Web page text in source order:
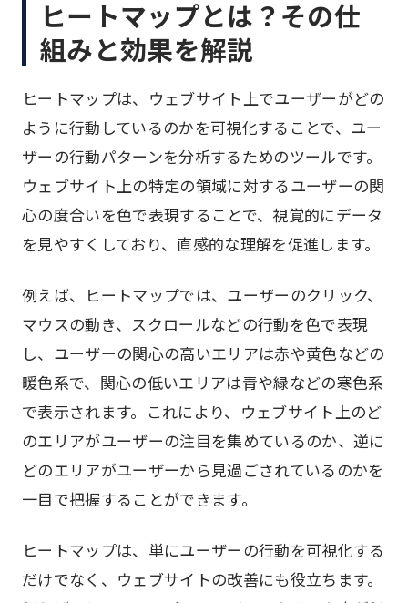
ヒートマップとは？その仕
組みと効果を解説
ヒートマップは、ウェブサイト上でユーザーがどの
ように行動しているのかを可視化することで、ユー
ザーの行動パターンを分析するためのツールです。
ウェブサイト上の特定の領域に対するユーザーの関
心の度合いを色で表現することで、視覚的にデータ
を見やすくしており、直感的な理解を促進します。
例えば、ヒートマップでは、ユーザーのクリック、
マウスの動き、スクロールなどの行動を色で表現
し、ユーザーの関心の高いエリアは赤や黄色などの
暖色系で、関心の低いエリアは青や緑などの寒色系
で表示されます。これにより、ウェブサイト上のど
のエリアがユーザーの注目を集めているのか、逆に
どのエリアがユーザーから見過ごされているのかを
一目で把握することができます。
ヒートマップは、単にユーザーの行動を可視化する
だけでなく、ウェブサイトの改善にも役立ちます。